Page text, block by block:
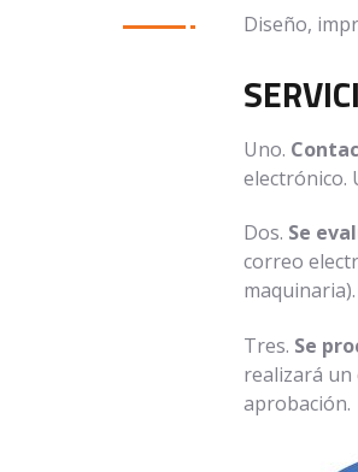
Diseño,
Uno.
electrónico.
Dos. Se
correo
maquinaria).
Tres. Se
realizará un
aprobación.